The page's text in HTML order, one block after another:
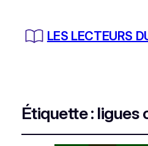
LES LECTEURS
Étiquette : ligues